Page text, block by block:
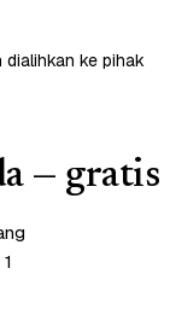
ke pihak
— gratis